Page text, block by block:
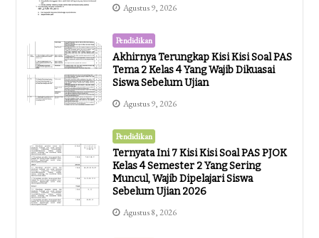
Agustus 9, 2026
Pendidikan
Akhirnya Terungkap Kisi Kisi Soal PAS
Tema 2 Kelas 4 Yang Wajib Dikuasai
Siswa Sebelum Ujian
Agustus 9, 2026
Pendidikan
Ternyata Ini 7 Kisi Kisi Soal PAS PJOK
Kelas 4 Semester 2 Yang Sering
Muncul, Wajib Dipelajari Siswa
Sebelum Ujian 2026
Agustus 8, 2026